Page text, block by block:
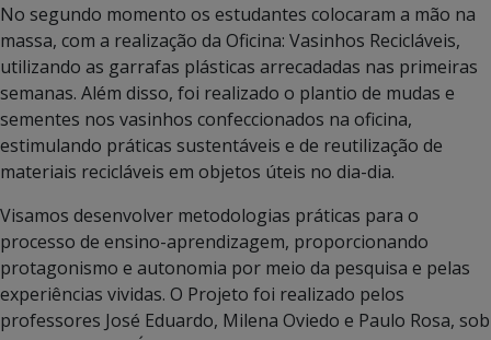
No segundo momento os estudantes colocaram a mão na
massa, com a realização da Oficina: Vasinhos Recicláveis,
utilizando as garrafas plásticas arrecadadas nas primeiras
semanas. Além disso, foi realizado o plantio de mudas e
sementes nos vasinhos confeccionados na oficina,
estimulando práticas sustentáveis e de reutilização de
materiais recicláveis em objetos úteis no dia-dia.
Visamos desenvolver metodologias práticas para o
processo de ensino-aprendizagem, proporcionando
protagonismo e autonomia por meio da pesquisa e pelas
experiências vividas. O Projeto foi realizado pelos
professores José Eduardo, Milena Oviedo e Paulo Rosa, sob